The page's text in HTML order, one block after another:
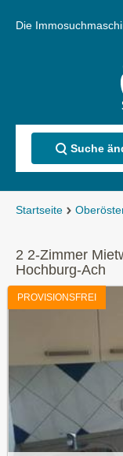
Die
Suche
Startseite
2 2-Zimmer
Hochburg-Ach
PROVISIONSFREI